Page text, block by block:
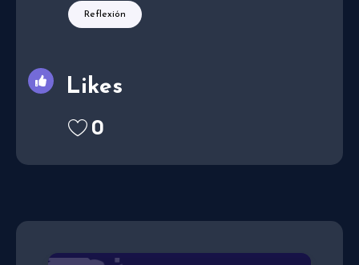
Reflexión
Likes
0